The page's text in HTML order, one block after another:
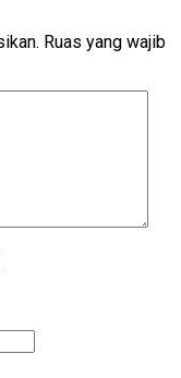
Ruas yang wajib